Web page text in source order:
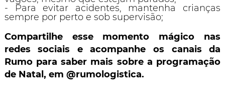
- Para evitar acidentes, mantenha crianças
sempre por perto e sob supervisão;
Compartilhe esse momento mágico nas
redes sociais e acompanhe os canais da
Rumo para saber mais sobre a programação
de Natal, em @rumologistica.